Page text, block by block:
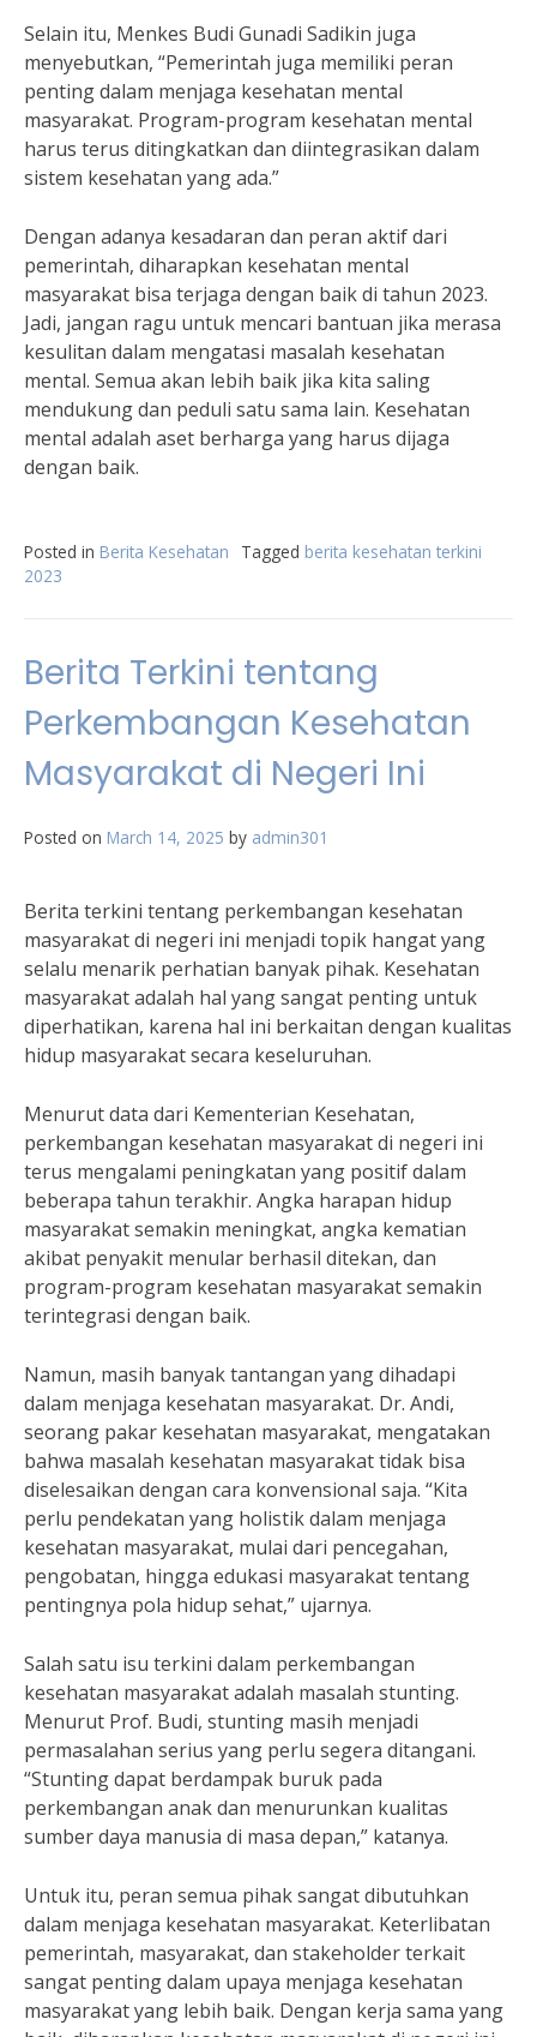
Selain itu, Menkes Budi Gunadi Sadikin juga
menyebutkan, “Pemerintah juga memiliki peran
penting dalam menjaga kesehatan mental
masyarakat. Program-program kesehatan mental
harus terus ditingkatkan dan diintegrasikan dalam
sistem kesehatan yang ada.”
Dengan adanya kesadaran dan peran aktif dari
pemerintah, diharapkan kesehatan mental
masyarakat bisa terjaga dengan baik di tahun 2023.
Jadi, jangan ragu untuk mencari bantuan jika merasa
kesulitan dalam mengatasi masalah kesehatan
mental. Semua akan lebih baik jika kita saling
mendukung dan peduli satu sama lain. Kesehatan
mental adalah aset berharga yang harus dijaga
dengan baik.
Posted in Berita Kesehatan Tagged berita kesehatan terkini
2023
Berita Terkini tentang
Perkembangan Kesehatan
Masyarakat di Negeri Ini
Posted on March 14, 2025 by admin301
Berita terkini tentang perkembangan kesehatan
masyarakat di negeri ini menjadi topik hangat yang
selalu menarik perhatian banyak pihak. Kesehatan
masyarakat adalah hal yang sangat penting untuk
diperhatikan, karena hal ini berkaitan dengan kualitas
hidup masyarakat secara keseluruhan.
Menurut data dari Kementerian Kesehatan,
perkembangan kesehatan masyarakat di negeri ini
terus mengalami peningkatan yang positif dalam
beberapa tahun terakhir. Angka harapan hidup
masyarakat semakin meningkat, angka kematian
akibat penyakit menular berhasil ditekan, dan
program-program kesehatan masyarakat semakin
terintegrasi dengan baik.
Namun, masih banyak tantangan yang dihadapi
dalam menjaga kesehatan masyarakat. Dr. Andi,
seorang pakar kesehatan masyarakat, mengatakan
bahwa masalah kesehatan masyarakat tidak bisa
diselesaikan dengan cara konvensional saja. “Kita
perlu pendekatan yang holistik dalam menjaga
kesehatan masyarakat, mulai dari pencegahan,
pengobatan, hingga edukasi masyarakat tentang
pentingnya pola hidup sehat,” ujarnya.
Salah satu isu terkini dalam perkembangan
kesehatan masyarakat adalah masalah stunting.
Menurut Prof. Budi, stunting masih menjadi
permasalahan serius yang perlu segera ditangani.
“Stunting dapat berdampak buruk pada
perkembangan anak dan menurunkan kualitas
sumber daya manusia di masa depan,” katanya.
Untuk itu, peran semua pihak sangat dibutuhkan
dalam menjaga kesehatan masyarakat. Keterlibatan
pemerintah, masyarakat, dan stakeholder terkait
sangat penting dalam upaya menjaga kesehatan
masyarakat yang lebih baik. Dengan kerja sama yang